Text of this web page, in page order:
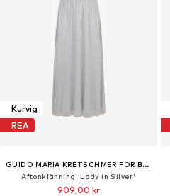
Kurvig
REA
GUIDO MARIA KRETSCHMER FOR BRIDGERTON
Aftonklänning 'Lady in Silver'
909,00 kr